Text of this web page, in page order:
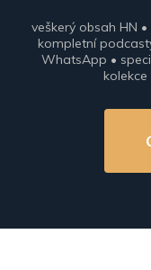
veškerý obsah HN
kompletní
WhatsApp •